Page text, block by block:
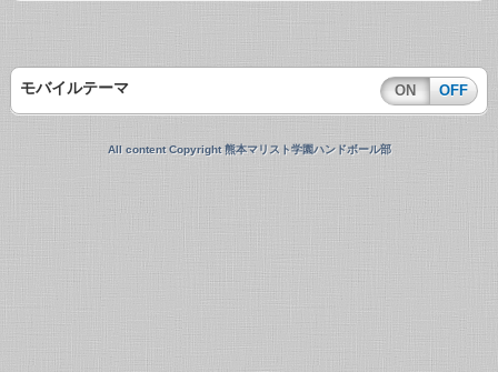
モバイルテーマ ON OFF
All content Copyright 熊本マリスト学園ハンドボール部